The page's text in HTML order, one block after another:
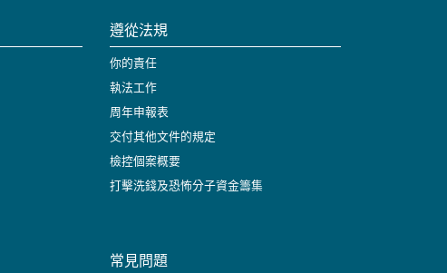
遵從法規
你的責任
執法工作
周年申報表
交付其他文件的規定
檢控個案概要
打擊洗錢及恐怖分子資金籌集
常見問題